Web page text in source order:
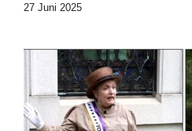
27 Juni 2025